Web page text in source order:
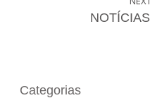
Categorias